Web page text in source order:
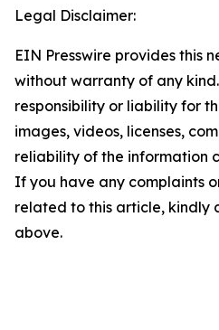
Legal Disclaimer:
EIN Presswire provides this
without warranty of any
responsibility or liability for
images, videos, licenses,
reliability of the information
If you have any complaints
related to this article, kindly
above.